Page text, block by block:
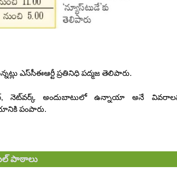
ఎస్‌సీఈఆర్టీ ప్రతినిధి పద్మజ తెలిపారు.
నెట్‌వర్క్‌ అందుబాటులో ఉన్నాయా అనే
పంపారు.
పాఠాలు